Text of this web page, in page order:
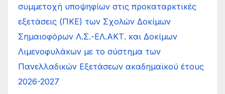
συμμετοχή υποψηφίων στις προκαταρκτικές
εξετάσεις (ΠΚΕ) των Σχολών Δοκίμων
Σημαιοφόρων Λ.Σ.-ΕΛ.ΑΚΤ. και Δοκίμων
Λιμενοφυλάκων με το σύστημα των
Πανελλαδικών Εξετάσεων ακαδημαϊκού έτους
2026-2027